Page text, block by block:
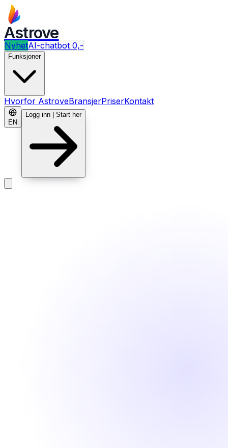
Astrove
NyhetAI-chatbot 0,-
Funksjoner
Hvorfor AstroveBransjerPriserKontakt
EN
Logg inn | Start her